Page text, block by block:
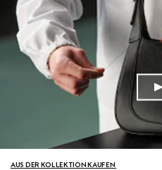
AUS DER KOLLEKTION KAUFEN